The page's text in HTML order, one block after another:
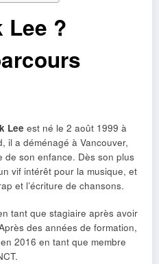
Lee ?
Lee est né le 2 août 1999 à
il a déménagé à Vancouver,
de son enfance. Dès son plus
vif intérêt pour la musique, et
et l’écriture de chansons.
tant que stagiaire après avoir
des années de formation,
2016 en tant que membre